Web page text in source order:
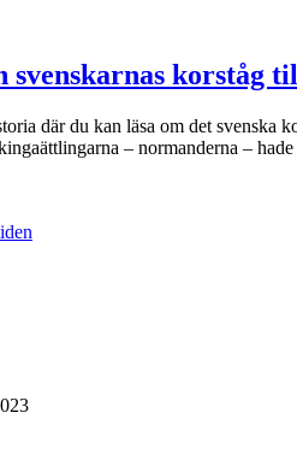
svenskarnas korståg
där du kan läsa om det svenska
– normanderna –